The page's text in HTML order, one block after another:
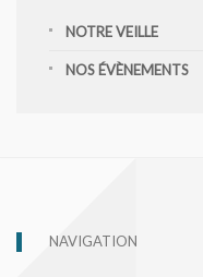
NOTRE VEILLE
NOS ÉVÈNEMENTS
NAVIGATION